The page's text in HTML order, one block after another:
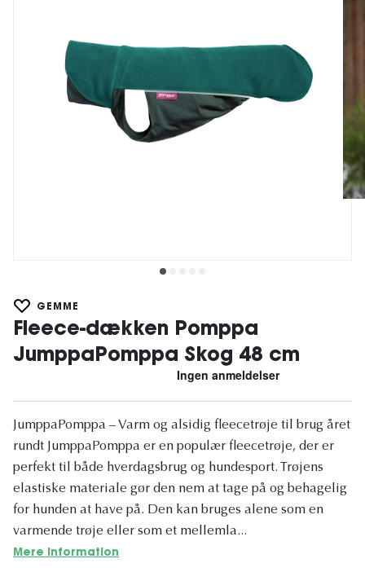
GEMME
Fleece-dækken Pomppa
JumppaPomppa Skog 48 cm
JumppaPomppa – Varm og alsidig fleecetrøje til brug året
rundt JumppaPomppa er en populær fleecetrøje, der er
perfekt til både hverdagsbrug og hundesport. Trøjens
elastiske materiale gør den nem at tage på og behagelig
for hunden at have på. Den kan bruges alene som en
varmende trøje eller som et mellemla...
Mere information